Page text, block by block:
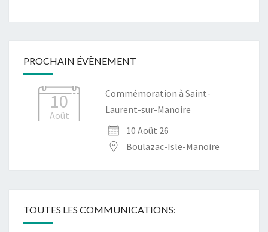
PROCHAIN ÉVÈNEMENT
10
Août
Commémoration à Saint-
Laurent-sur-Manoire
10 Août 26
Boulazac-Isle-Manoire
TOUTES LES COMMUNICATIONS: